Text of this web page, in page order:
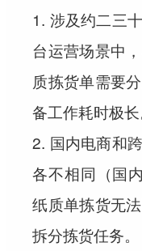
1. 涉及约二三
台运营场景中
质拣货单需要
备工作耗时极长
2. 国内电商和
各不相同（国
纸质单拣货无
拆分拣货任务。